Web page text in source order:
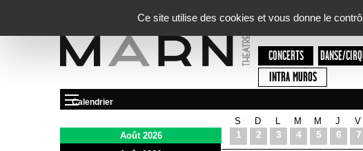
Ce site utilise des cookies et vous donne le
CONCERTS DANSE/
INTRA MUROS
Calendrier
Août 2026
S
1
D
2 3
M
4
M
5
J
6
V
7